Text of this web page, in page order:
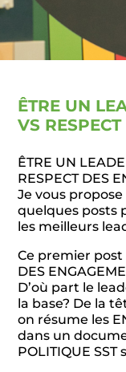
ÊTRE UN
VS
ÊTRE UN
RESPECT DES
Je vous
quelques posts
les meilleurs
Ce premier post
DES
D’où part le
la base? De la
on résume les
dans un
POLITIQUE SST